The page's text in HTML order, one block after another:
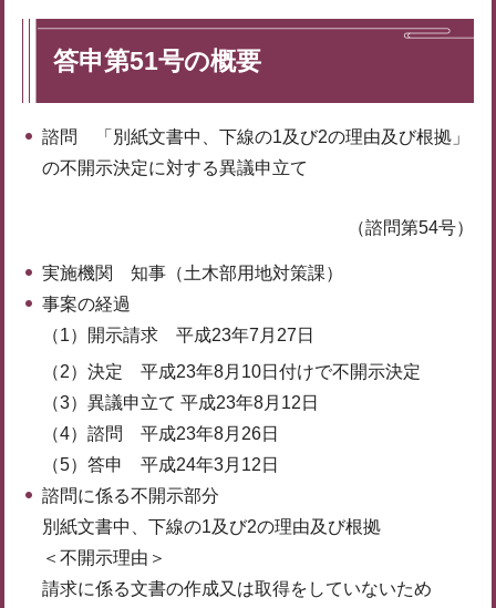
答申第51号の概要
諮問 「別紙文書中、下線の1及び2の理由及び根拠」
の不開示決定に対する異議申立て
（諮問第54号）
実施機関 知事（土木部用地対策課）
事案の経過
（1）開示請求 平成23年7月27日
（2）決定 平成23年8月10日付けで不開示決定
（3）異議申立て 平成23年8月12日
（4）諮問 平成23年8月26日
（5）答申 平成24年3月12日
諮問に係る不開示部分
別紙文書中、下線の1及び2の理由及び根拠
＜不開示理由＞
請求に係る文書の作成又は取得をしていないため